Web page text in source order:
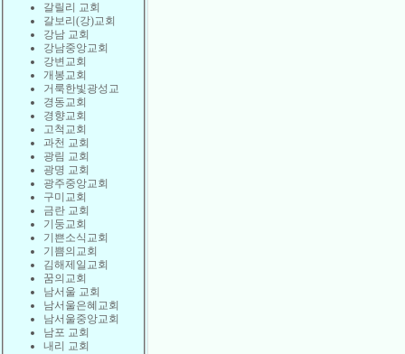
갈릴리 교회
갈보리(강)교회
강남 교회
강남중앙교회
강변교회
개봉교회
거룩한빛광성교
경동교회
경향교회
고척교회
과천 교회
광림 교회
광명 교회
광주중앙교회
구미교회
금란 교회
기둥교회
기쁜소식교회
기쁨의교회
김해제일교회
꿈의교회
남서울 교회
남서울은혜교회
남서울중앙교회
남포 교회
내리 교회